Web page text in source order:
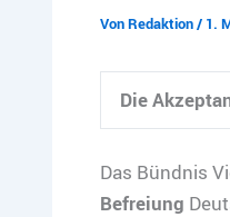
VonRedaktion/ 1.
Die
Das Bündnis
Befreiung